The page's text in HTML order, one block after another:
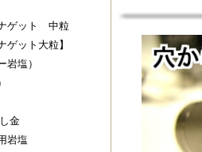
ゲット 中粒
ット大粒】
岩塩）
金
岩塩